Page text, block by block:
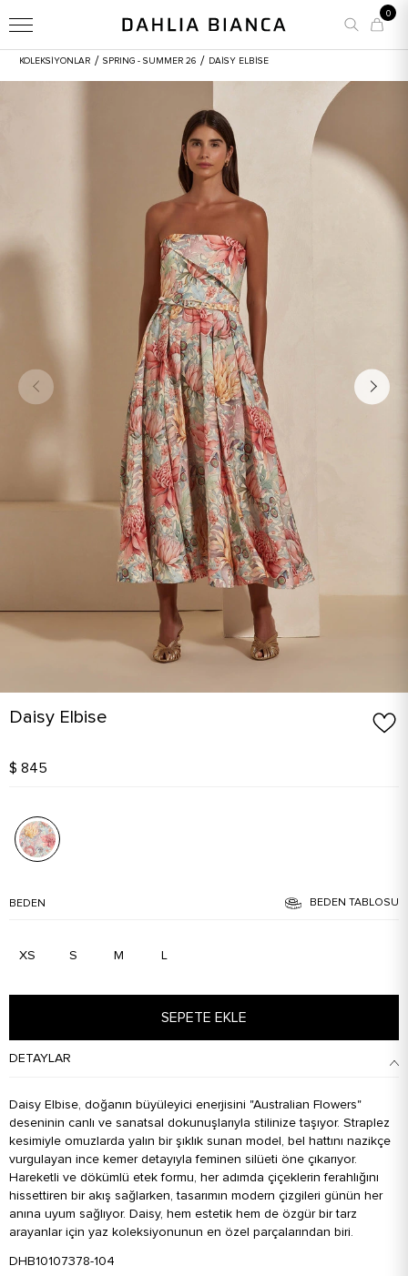
0
KOLEKSİYONLAR / SPRING - SUMMER 26 / DAISY ELBISE
Daisy Elbise
$ 845
BEDEN BEDEN TABLOSU
XS S M L
SEPETE EKLE
DETAYLAR
Daisy Elbise, doğanın büyüleyici enerjisini "Australian Flowers"
deseninin canlı ve sanatsal dokunuşlarıyla stilinize taşıyor. Straplez
kesimiyle omuzlarda yalın bir şıklık sunan model, bel hattını nazikçe
vurgulayan ince kemer detayıyla feminen silüeti öne çıkarıyor.
Hareketli ve dökümlü etek formu, her adımda çiçeklerin ferahlığını
hissettiren bir akış sağlarken, tasarımın modern çizgileri günün her
anına uyum sağlıyor. Daisy, hem estetik hem de özgür bir tarz
arayanlar için yaz koleksiyonunun en özel parçalarından biri.
DHB10107378-104